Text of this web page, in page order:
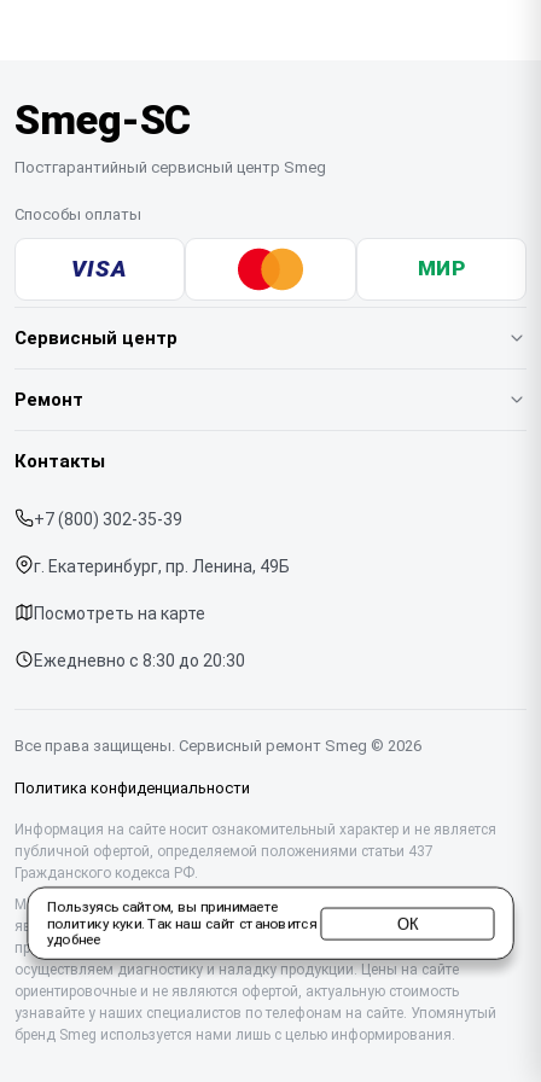
специалиста рекомендуем освободить духовой
шкаф от противней и посуды.
Smeg-SC
Постгарантийный сервисный центр Smeg
Способы оплаты
VISA МИР
Сервисный центр
О нашем сервисе
Срочный ремонт
Доставка и способы оплаты
Диагностика
Контакты
Ремонт
Кофемашин
Винных шкафов
Вакууматоров
Вытяжек
Миксеров
Соковыжималок
Тостеров
Контакты
+7 (800) 302-35-39
г. Екатеринбург, пр. Ленина, 49Б
Посмотреть на карте
Ежедневно с 8:30 до 20:30
Все права защищены. Сервисный ремонт Smeg © 2026
Политика конфиденциальности
Информация на сайте носит ознакомительный характер и не является
публичной офертой, определяемой положениями статьи 437
Гражданского кодекса РФ.
Мы специализируемся на обслуживании и ремонте техники Smeg, но не
являемся их официальным представителем. Предоставляем
профессиональные услуги после истечения гарантии, а также
осуществляем диагностику и наладку продукции. Цены на сайте
ориентировочные и не являются офертой, актуальную стоимость
узнавайте у наших специалистов по телефонам на сайте. Упомянутый
бренд Smeg используется нами лишь с целью информирования.
Пользуясь сайтом, вы принимаете
политику куки. Так наш сайт становится
удобнее
ОК